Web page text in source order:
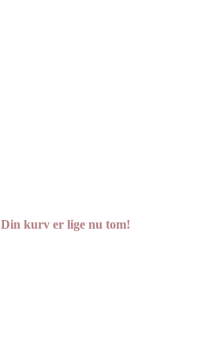
Din kurv er lige nu tom!